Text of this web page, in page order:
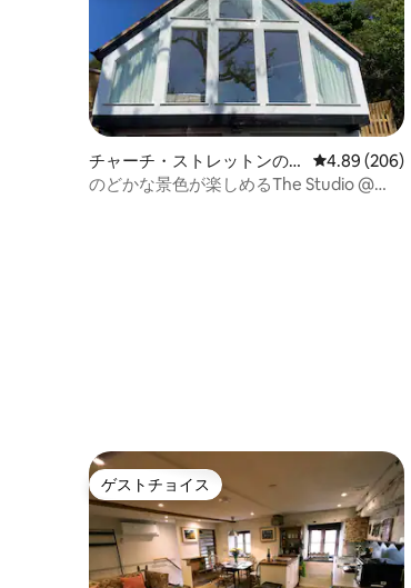
チャーチ・ストレットンの
マンション・アパート
レビュー206
4.89 (206)
のどかな景色が楽しめるThe Studio @
ゲストチョイス
ゲストチョイス